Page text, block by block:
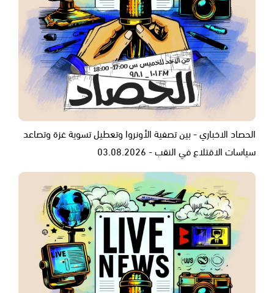
الحصاد الاخباري - بين تصفية الأونروا وتعطيل تسوية غزة وتصاعد
سياسات الاقتلاع في النقب - 03.08.2026